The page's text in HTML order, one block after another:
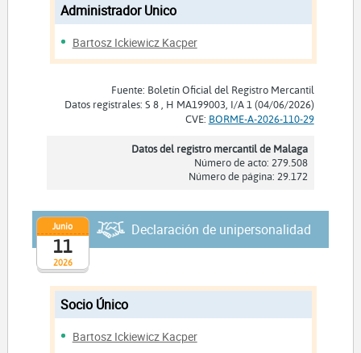
Administrador Unico
Bartosz Ickiewicz Kacper
Fuente: Boletín Oficial del Registro Mercantil
Datos registrales: S 8 , H MA199003, I/A 1 (04/06/2026)
CVE: BORME-A-2026-110-29
Datos del registro mercantil de Malaga
Número de acto: 279.508
Número de página: 29.172
2026
Junio
11
Declaración de unipersonalidad
Socio Único
Bartosz Ickiewicz Kacper